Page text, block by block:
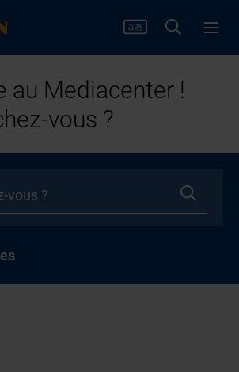
au Mediacenter !
vous ?